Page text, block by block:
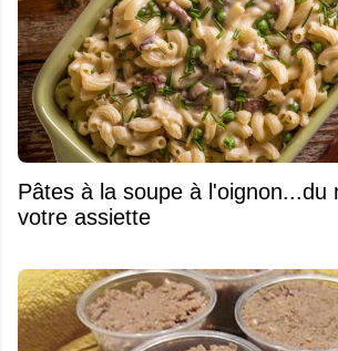
Pâtes à la soupe à l'oignon...du
votre assiette